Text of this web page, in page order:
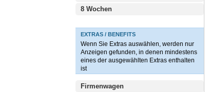
8 Wochen
EXTRAS / BENEFITS
Wenn Sie Extras auswählen, werden nur
Anzeigen gefunden, in denen mindestens
eines der ausgewählten Extras enthalten
ist
Firmenwagen